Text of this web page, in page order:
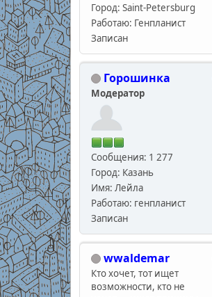
Город: Saint-Petersburg
Работаю: Генпланист
Записан
Горошинка
Модератор
Сообщения: 1 277
Город: Казань
Имя: Лейла
Работаю: генпланист
Записан
wwaldemar
Кто хочет, тот ищет
возможности, кто не